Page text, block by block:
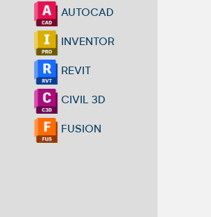
AUTOCAD
INVENTOR
REVIT
CIVIL 3D
FUSION